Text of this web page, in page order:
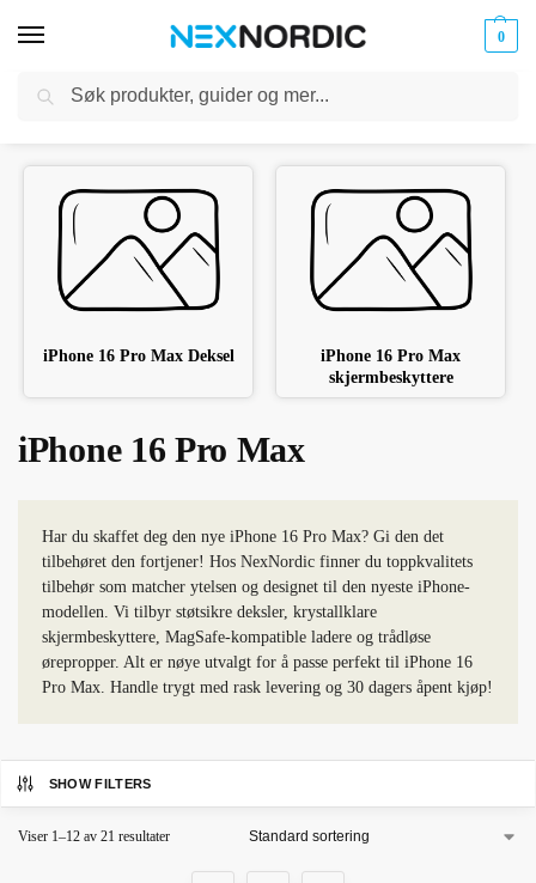
0
til
Kabler
iPhone 16 Pro Max Deksel
iPhone 16 Pro Max
skjermbeskyttere
iPhone 16 Pro Max
Har du skaffet deg den nye iPhone 16 Pro Max? Gi den det
tilbehøret den fortjener! Hos NexNordic finner du toppkvalitets
tilbehør som matcher ytelsen og designet til den nyeste iPhone-
modellen. Vi tilbyr støtsikre deksler, krystallklare
skjermbeskyttere, MagSafe-kompatible ladere og trådløse
ørepropper. Alt er nøye utvalgt for å passe perfekt til iPhone 16
Pro Max. Handle trygt med rask levering og 30 dagers åpent kjøp!
SHOW FILTERS
Viser 1–12 av 21 resultater